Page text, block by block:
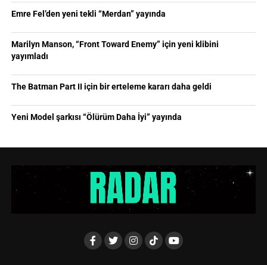
Emre Fel’den yeni tekli “Merdan” yayında
Marilyn Manson, “Front Toward Enemy” için yeni klibini
yayımladı
The Batman Part II için bir erteleme kararı daha geldi
Yeni Model şarkısı “Ölürüm Daha İyi” yayında